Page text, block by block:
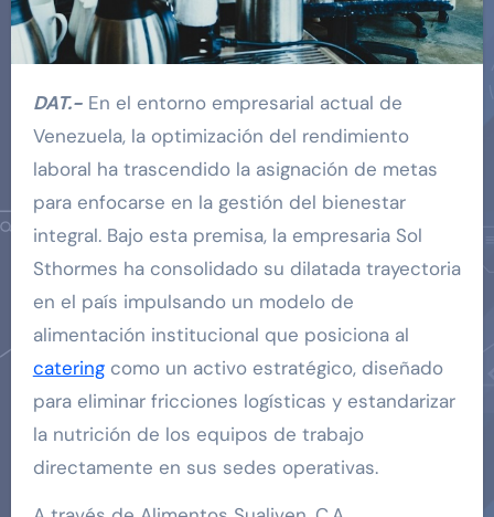
DAT.-En el entorno empresarial actual de
Venezuela, la optimización del rendimiento
laboral ha trascendido la asignación de metas
para enfocarse en la gestión del bienestar
integral. Bajo esta premisa, la empresaria Sol
Sthormes ha consolidado su dilatada trayectoria
en el país impulsando un modelo de
alimentación institucional que posiciona al
cateringcomo un activo estratégico, diseñado
para eliminar fricciones logísticas y estandarizar
la nutrición de los equipos de trabajo
directamente en sus sedes operativas.